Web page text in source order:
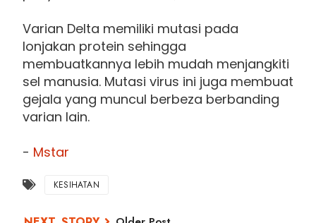
Varian Delta memiliki mutasi pada
lonjakan protein sehingga
membuatkannya lebih mudah menjangkiti
sel manusia. Mutasi virus ini juga membuat
gejala yang muncul berbeza berbanding
varian lain.
- Mstar
KESIHATAN